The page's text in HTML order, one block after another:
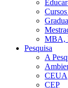
MBA,
Pesquisa
A
CEUA
CEP